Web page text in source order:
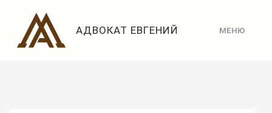
АДВОКАТ ЕВГЕНИЙ МЕНЮ